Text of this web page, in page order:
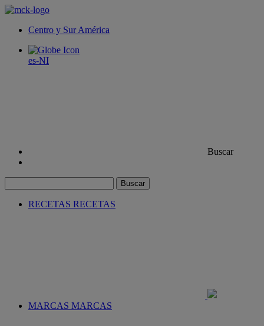
Centro y Sur América
es-NI
Buscar
Buscar
RECETAS RECETAS
MARCAS MARCAS